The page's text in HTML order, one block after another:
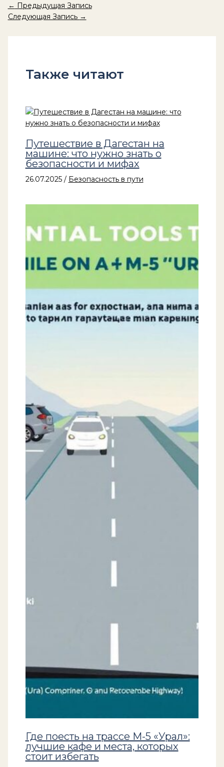
← Предыдущая Запись
Следующая Запись →
Также читают
Путешествие в Дагестан на
машине: что нужно знать о
безопасности и мифах
26.07.2025 / Безопасность в пути
Где поесть на трассе М-5 «Урал»:
лучшие кафе и места, которых
стоит избегать